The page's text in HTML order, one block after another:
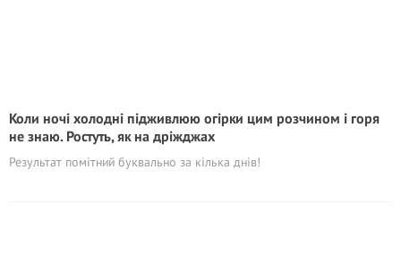
Коли ночі холодні підживлюю огірки цим розчином і горя
не знаю. Ростуть, як на дріжджах
Результат помітний буквально за кілька днів!